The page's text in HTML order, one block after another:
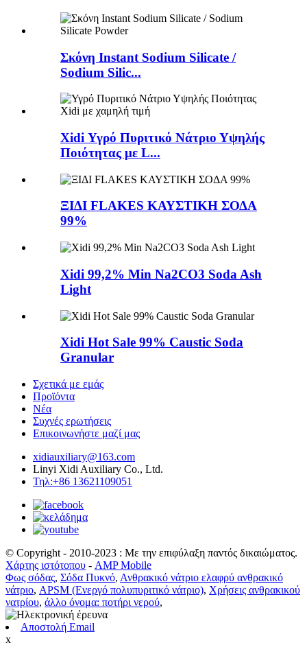
Σκόνη Instant Sodium Silicate /
Sodium Silic...
Xidi Υγρό Πυριτικό Νάτριο Υψηλής
Ποιότητας με L...
ΞΙΔΙ FLAKES ΚΑΥΣΤΙΚΗ ΣΟΔΑ
99%
Xidi 99,2% Min Na2CO3 Soda Ash
Light
Xidi Hot Sale 99% Caustic Soda
Granular
Σχετικά με εμάς
Προϊόντα
Νέα
Συχνές ερωτήσεις
Επικοινωνήστε μαζί μας
xidiauxiliary@163.com
Linyi Xidi Auxiliary Co., Ltd.
Τηλ:+86 13621109051
© Copyright - 2010-2023 : Με την επιφύλαξη παντός δικαιώματος.
Χάρτης ιστότοπου - AMP Mobile
Φως σόδας, Σόδα Πυκνό, Ανθρακικό νάτριο ελαφρύ ανθρακικό
νάτριο, APSM (Ενεργό πολυπυριτικό νάτριο), Χρήσεις ανθρακικού
νατρίου, άλλο όνομα: ποτήρι νερού,
Αποστολή Email
x